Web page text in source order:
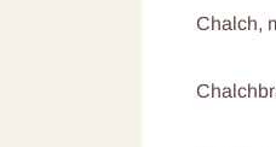
Chalch,